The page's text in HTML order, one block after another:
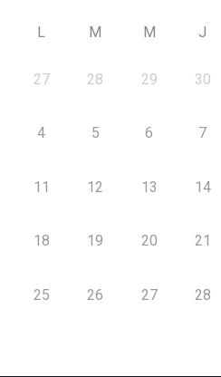
L M M J
27 28 29 30
4 5 6 7
11 12 13 14
18 19 20 21
25 26 27 28